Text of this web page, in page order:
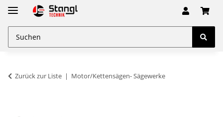
Zurück zur Liste Motor/Kettensägen- Sägewerke